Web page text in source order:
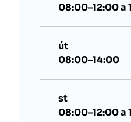
08:00–12:00 a
út
08:00–14:00
st
08:00–12:00 a